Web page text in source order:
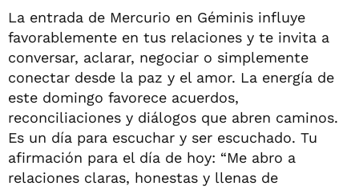
La entrada de Mercurio en Géminis influye
favorablemente en tus relaciones y te invita a
conversar, aclarar, negociar o simplemente
conectar desde la paz y el amor. La energía de
este domingo favorece acuerdos,
reconciliaciones y diálogos que abren caminos.
Es un día para escuchar y ser escuchado. Tu
afirmación para el día de hoy: “Me abro a
relaciones claras, honestas y llenas de